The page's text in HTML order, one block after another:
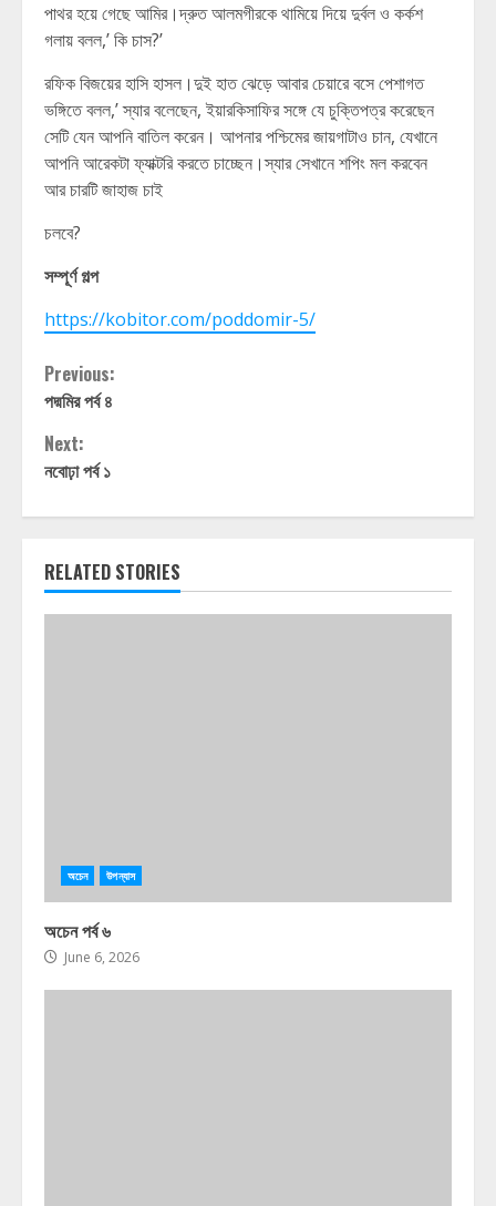
পাথর হয়ে গেছে আমির।দ্রুত আলমগীরকে থামিয়ে দিয়ে দুর্বল ও কর্কশ
গলায় বলল,’ কি চাস?’
রফিক বিজয়ের হাসি হাসল।দুই হাত ঝেড়ে আবার চেয়ারে বসে পেশাগত
ভঙ্গিতে বলল,’ স্যার বলেছেন, ইয়ারকিসাফির সঙ্গে যে চুক্তিপত্র করেছেন
সেটি যেন আপনি বাতিল করেন। আপনার পশ্চিমের জায়গাটাও চান, যেখানে
আপনি আরেকটা ফ্যাক্টরি করতে চাচ্ছেন।স্যার সেখানে শপিং মল করবেন
আর চারটি জাহাজ চাই
চলবে?
সম্পূর্ণ গল্প
https://kobitor.com/poddomir-5/
Continue
Reading
Previous:
পদ্মমির পর্ব ৪
Next:
নবোঢ়া পর্ব ১
RELATED STORIES
অচেন উপন্যাস
অচেন পর্ব ৬
June 6, 2026